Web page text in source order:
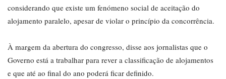
considerando que existe um fenómeno social de aceitação do
alojamento paralelo, apesar de violar o princípio da concorrência.
À margem da abertura do congresso, disse aos jornalistas que o
Governo está a trabalhar para rever a classificação de alojamentos
e que até ao final do ano poderá ficar definido.